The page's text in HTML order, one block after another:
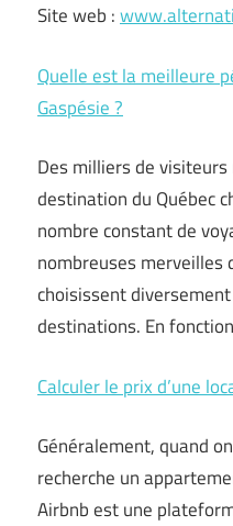
Site web :
Quelle est la meilleure
Gaspésie ?
Des milliers de
destination du Québec
nombre constant de
nombreuses merveilles
choisissent
destinations. En
Calculer le prix d’une
Généralement, quand
recherche un
Airbnb est une